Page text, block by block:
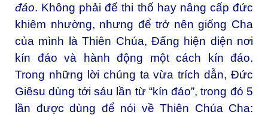
đáo. Không phải để thi thố hay nâng cấp đức
khiêm nhường, nhưng để trở nên giống Cha
của mình là Thiên Chúa, Đấng hiện diện nơi
kín đáo và hành động một cách kín đáo.
Trong những lời chúng ta vừa trích dẫn, Đức
Giêsu dùng tới sáu lần từ “kín đáo”, trong đó 5
lần được dùng để nói về Thiên Chúa Cha: